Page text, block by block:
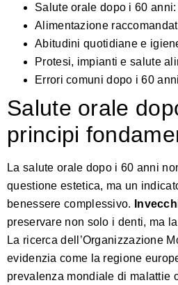
Salute orale dopo i 60
Alimentazione
Abitudini quotidiane e
Protesi, impianti e salute
Errori comuni dopo i 60
Salute orale
principi
La salute orale dopo i 60 anni
questione estetica, ma un
benessere complessivo.
preservare non solo i denti, ma
La ricerca dell’Organizzazione
evidenzia come la regione
prevalenza mondiale di malattie